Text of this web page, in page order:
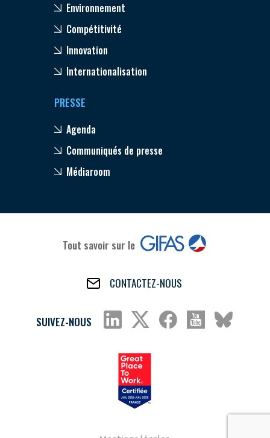
Environnement
Compétitivité
Innovation
Internationalisation
PRESSE
Agenda
Communiqués de presse
Médiaroom
Tout savoir sur le
CONTACTEZ-NOUS
SUIVEZ-NOUS